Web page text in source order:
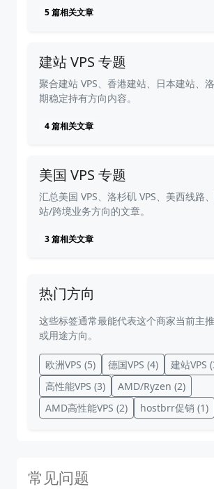
5 篇相关文章
建站 VPS 专题
聚合建站 VPS、香港建站、日本建站、
期稳定持有方向内容。
4 篇相关文章
美国 VPS 专题
汇总美国 VPS、洛杉矶 VPS、美西线路
站/跨境业务方向的文章。
3 篇相关文章
热门方向
这些标签通常最能代表这个商家当前主
或用途方向。
欧洲VPS (5) 德国VPS (4) 建站VPS
高性能VPS (3) AMD/Ryzen (2)
AMD高性能VPS (2) hostbrr促销 (1)
常见问题